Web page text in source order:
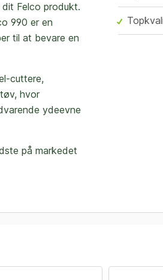
Felco produkt.
990 er en
til at bevare en
cuttere,
hvor
ydeevne
på markedet